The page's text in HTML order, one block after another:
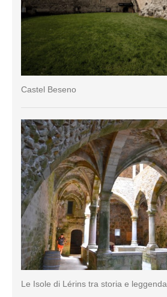
Castel Beseno
Le Isole di Lérins tra storia e leggenda